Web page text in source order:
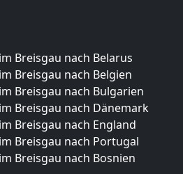
Breisgau nach Belarus
Breisgau nach Belgien
Breisgau nach Bulgarien
Breisgau nach Dänemark
Breisgau nach England
Breisgau nach Portugal
Breisgau nach Bosnien